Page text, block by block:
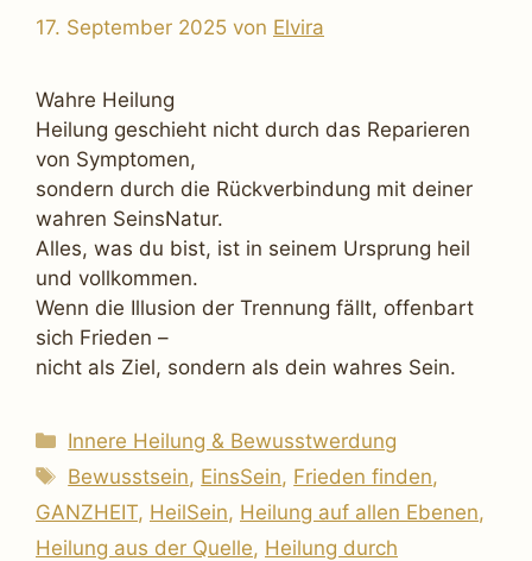
17. September 2025 von Elvira
Wahre Heilung
Heilung geschieht nicht durch das Reparieren
von Symptomen,
sondern durch die Rückverbindung mit deiner
wahren SeinsNatur.
Alles, was du bist, ist in seinem Ursprung heil
und vollkommen.
Wenn die Illusion der Trennung fällt, offenbart
sich Frieden –
nicht als Ziel, sondern als dein wahres Sein.
Kategorien
Innere Heilung & Bewusstwerdung
Schlagwörter
Bewusstsein, EinsSein, Frieden finden,
GANZHEIT, HeilSein, Heilung auf allen Ebenen,
Heilung aus der Quelle, Heilung durch